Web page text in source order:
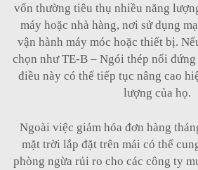
vốn thường tiêu thụ nhiều năng
máy hoặc nhà hàng, nơi sử dụng
vận hành máy móc hoặc thiết bị.
chọn nhưTE-B – Ngói thép nối
điều này có thể tiếp tục nâng cao
lượng của họ.
Ngoài việc giảm hóa đơn hàng
mặt trời lắp đặt trên mái có thể
phòng ngừa rủi ro cho các công ty